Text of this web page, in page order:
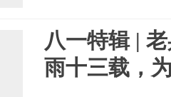
八一特辑 |
雨十三载，